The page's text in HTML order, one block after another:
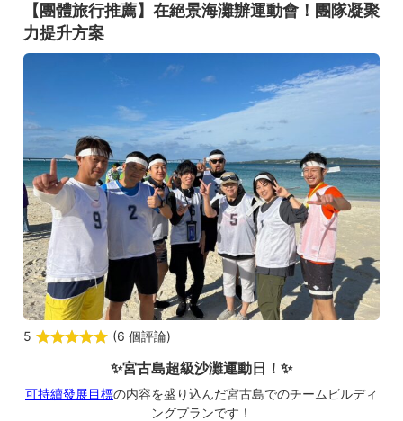
【團體旅行推薦】在絕景海灘辦運動會！團隊凝聚
力提升方案
5 (6 個評論)
✨宮古島超級沙灘運動日！✨
可持續發展目標の内容を盛り込んだ宮古島でのチームビルディ
ングプランです！